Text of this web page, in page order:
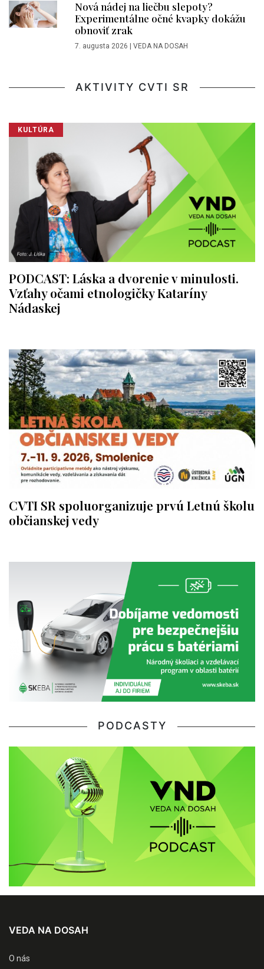
Nová nádej na liečbu slepoty?
Experimentálne očné kvapky dokážu
obnoviť zrak
7. augusta 2026 | VEDA NA DOSAH
AKTIVITY CVTI SR
KULTÚRA
PODCAST: Láska a dvorenie v minulosti.
Vzťahy očami etnologičky Kataríny
Nádaskej
CVTI SR spoluorganizuje prvú Letnú školu
občianskej vedy
PODCASTY
VEDA NA DOSAH
O nás